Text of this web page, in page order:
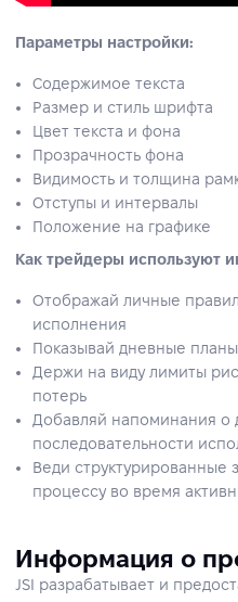
Параметры настройки:
Содержимое текста
Размер и стиль шрифта
Цвет текста и фона
Прозрачность фона
Видимость и толщина
Отступы и интервалы
Положение на графике
Как трейдеры используют
Отображай личные
исполнения
Показывай дневные
Держи на виду лимиты
потерь
Добавляй напоминания о
последовательности
Веди структурированные
процессу во время
Информация о
JSI разрабатывает и